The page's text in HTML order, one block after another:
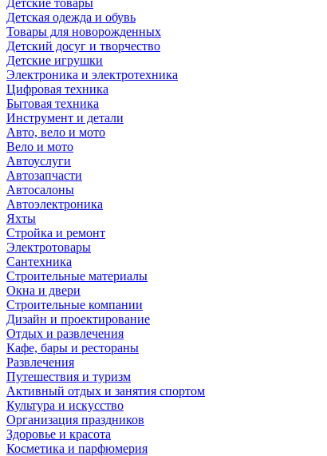
Детская одежда и обувь
Товары для новорожденных
Детский досуг и творчество
Детские игрушки
Электроника и электротехника
Цифровая техника
Бытовая техника
Инструмент и детали
Авто, вело и мото
Вело и мото
Автоуслуги
Автозапчасти
Автосалоны
Автоэлектроника
Яхты
Стройка и ремонт
Электротовары
Сантехника
Строительные материалы
Окна и двери
Строительные компании
Дизайн и проектирование
Отдых и развлечения
Кафе, бары и рестораны
Развлечения
Путешествия и туризм
Активный отдых и занятия спортом
Культура и искусство
Организация праздников
Здоровье и красота
Косметика и парфюмерия